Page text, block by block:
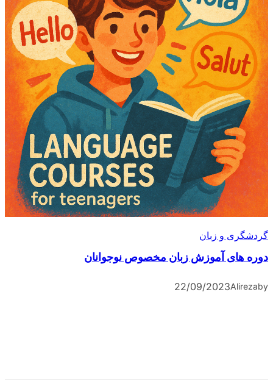
گردشگری و زبان
دوره های آموزش زبان مخصوص نوجوانان
by
Alireza
22/09/2023